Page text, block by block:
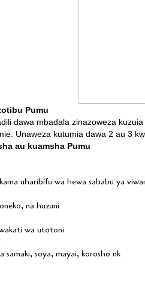
Pumu
dawa mbadala zinazoweza
Unaweza kutumia dawa 2 au 3
au kuamsha Pumu
uharibifu wa hewa sababu ya
na huzuni
wa utotoni
samaki, soya, mayai, korosho nk